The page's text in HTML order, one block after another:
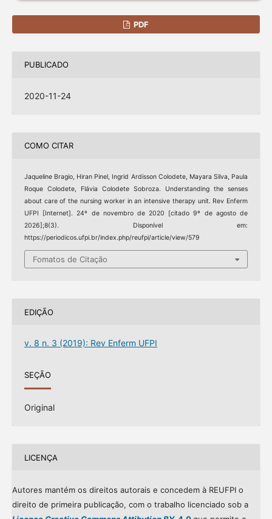
PDF
PUBLICADO
2020-11-24
COMO CITAR
Jaqueline Bragio, Hiran Pinel, Ingrid Ardisson Colodete, Mayara Silva, Paula
Roque Colodete, Flávia Colodete Sobroza. Understanding the senses
about care of the nursing worker in an intensive therapy unit. Rev Enferm
UFPI [Internet]. 24º de novembro de 2020 [citado 9º de agosto de
2026];8(3). Disponível em:
https://periodicos.ufpi.br/index.php/reufpi/article/view/579
Fomatos de Citação
EDIÇÃO
v. 8 n. 3 (2019): Rev Enferm UFPI
SEÇÃO
Original
LICENÇA
Autores mantém os direitos autorais e concedem à REUFPI o
direito de primeira publicação, com o trabalho licenciado sob a